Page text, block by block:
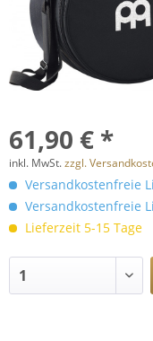
61,90 € *
inkl. MwSt.zzgl.
Versandkostenfreie
Versandkostenfreie
Lieferzeit 5-15 Tage